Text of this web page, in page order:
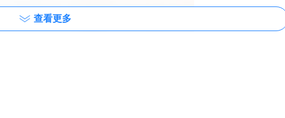
查看更多